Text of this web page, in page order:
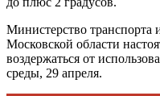
Министерство
Московской области
воздержаться от
среды, 29 апреля.